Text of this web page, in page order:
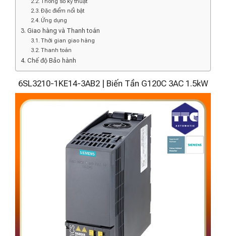
Đặc điểm nổi bật
Ứng dụng
Giao hàng và Thanh toán
Thời gian giao hàng
Thanh toán
Chế độ Bảo hành
6SL3210-1KE14-3AB2 | Biến Tần G120C 3AC 1.5kW